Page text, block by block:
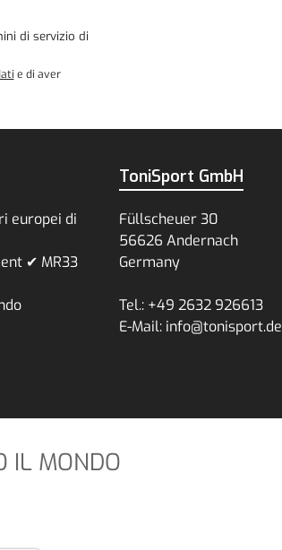
di servizio di
e di aver
europei di
✔ MR33
ToniSport GmbH
Füllscheuer 30
56626 Andernach
Germany
Tel.: +49 2632 926613
E-Mail: info@tonisport.de
IL MONDO